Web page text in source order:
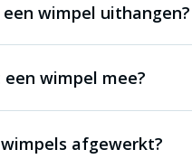
wimpel uithangen?
wimpel mee?
afgewerkt?